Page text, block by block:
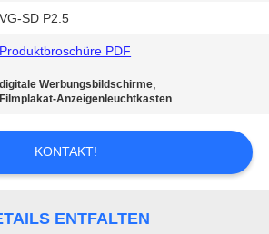
VG-SD P2.5
Produktbroschüre PDF
digitale Werbungsbildschirme,
Filmplakat-Anzeigenleuchtkasten
KONTAKT!
ENTFALTEN